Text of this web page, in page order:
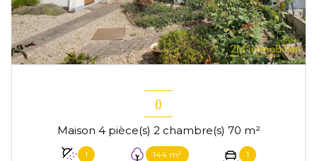
()
Maison 4 pièce(s) 2 chambre(s) 70 m²
1 144 m² 1